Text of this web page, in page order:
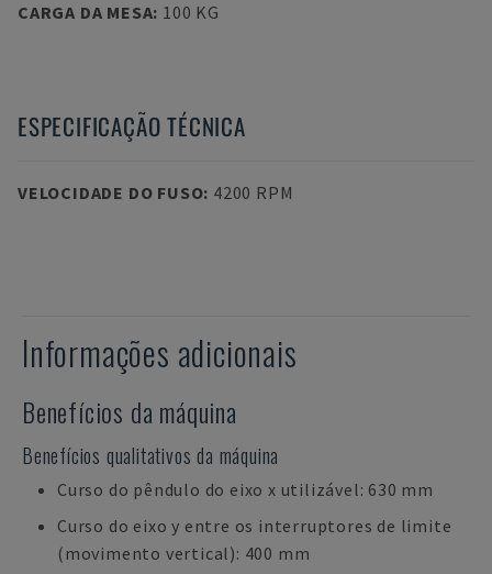
CARGA DA MESA: 100 KG
ESPECIFICAÇÃO TÉCNICA
VELOCIDADE DO FUSO: 4200 RPM
Informações adicionais
Benefícios da máquina
Benefícios qualitativos da máquina
Curso do pêndulo do eixo x utilizável: 630 mm
Curso do eixo y entre os interruptores de limite
(movimento vertical): 400 mm